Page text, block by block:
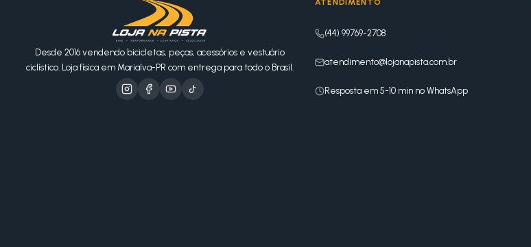
Desde 2016 vendendo bicicletas, peças, acessórios e vestuário
ciclístico. Loja física em Marialva-PR com entrega para todo o Brasil.
ATENDIMENTO
(44) 99769-2708
atendimento@lojanapista.com.br
Resposta em 5-10 min no WhatsApp